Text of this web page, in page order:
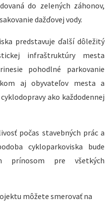
do zelených záhonov,
dažďovej vody.
predstavuje ďalší dôležitý
infraštruktúry mesta
pohodlné parkovanie
aj obyvateľov mesta a
ako každodennej
počas stavebných prác a
cykloparkoviska bude
prínosom pre všetkých
môžete smerovať na